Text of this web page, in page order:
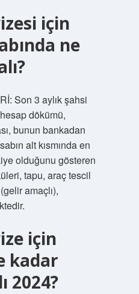
için
ne
Son 3 aylık şahsi
dökümü,
bunun bankadan
alt kısmında en
olduğunu gösteren
tapu, araç tescil
amaçlı),
için
kadar
2024?